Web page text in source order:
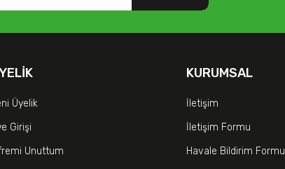
Üyelik
Girişi
Unuttum
KURUMSAL
İletişim
İletişim Formu
Havale Bildirim Formu